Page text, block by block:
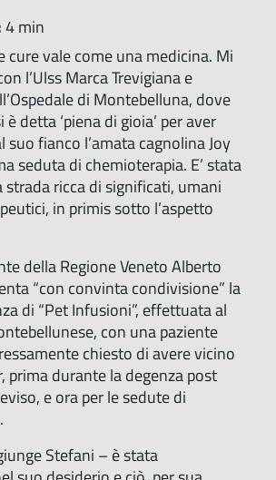
4 min
cure vale come una medicina. Mi
l’Ulss Marca Trevigiana e
di Montebelluna, dove
detta ‘piena di gioia’ per aver
suo fianco l’amata cagnolina Joy
seduta di chemioterapia. E’ stata
strada ricca di significati, umani
in primis sotto l’aspetto
della Regione Veneto Alberto
“con convinta condivisione” la
di “Pet Infusioni”, effettuata al
con una paziente
chiesto di avere vicino
prima durante la degenza post
e ora per le sedute di
Stefani – è stata